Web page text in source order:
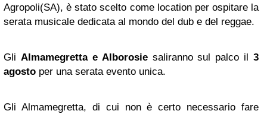
Agropoli(SA), è stato scelto come location per ospitare la
serata musicale dedicata al mondo del dub e del reggae.
Gli Almamegrettae Alborosiesaliranno sul palco il
3
agosto per una serata evento unica.
Gli Almamegretta, di cui non è certo necessario fare